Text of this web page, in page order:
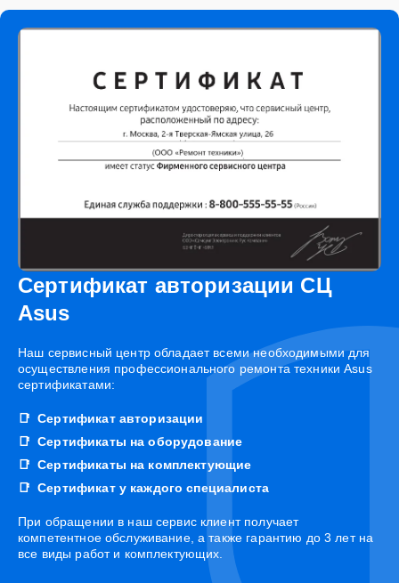
Сертификат авторизации СЦ
Asus
Наш сервисный центр обладает всеми необходимыми для
осуществления профессионального ремонта техники Asus
сертификатами:
Сертификат авторизации
Сертификаты на оборудование
Сертификаты на комплектующие
Сертификат у каждого специалиста
При обращении в наш сервис клиент получает
компетентное обслуживание, а также гарантию до 3 лет на
все виды работ и комплектующих.